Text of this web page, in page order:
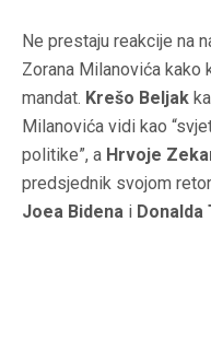
Ne prestaju reakcije na
Zorana Milanovića
mandat. Krešo Beljak
Milanovića vidi kao
politike”, a Hrvoje
predsjednik svojom
Joea Bidena i Donalda